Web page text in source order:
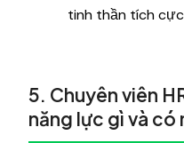
tinh thần tích
5. Chuyên viên
năng lực gì và